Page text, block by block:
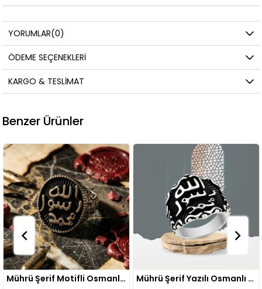
YORUMLAR(0)
ÖDEME SEÇENEKLERI
KARGO & TESLIMAT
Benzer Ürünler
Mührü Şerif Motifli Osmanlı İşlemeli Gümüş Erkek Yüzük
Mührü Şerif Yazılı Osmanlı Desenli Erkek Gümüş Yüzük